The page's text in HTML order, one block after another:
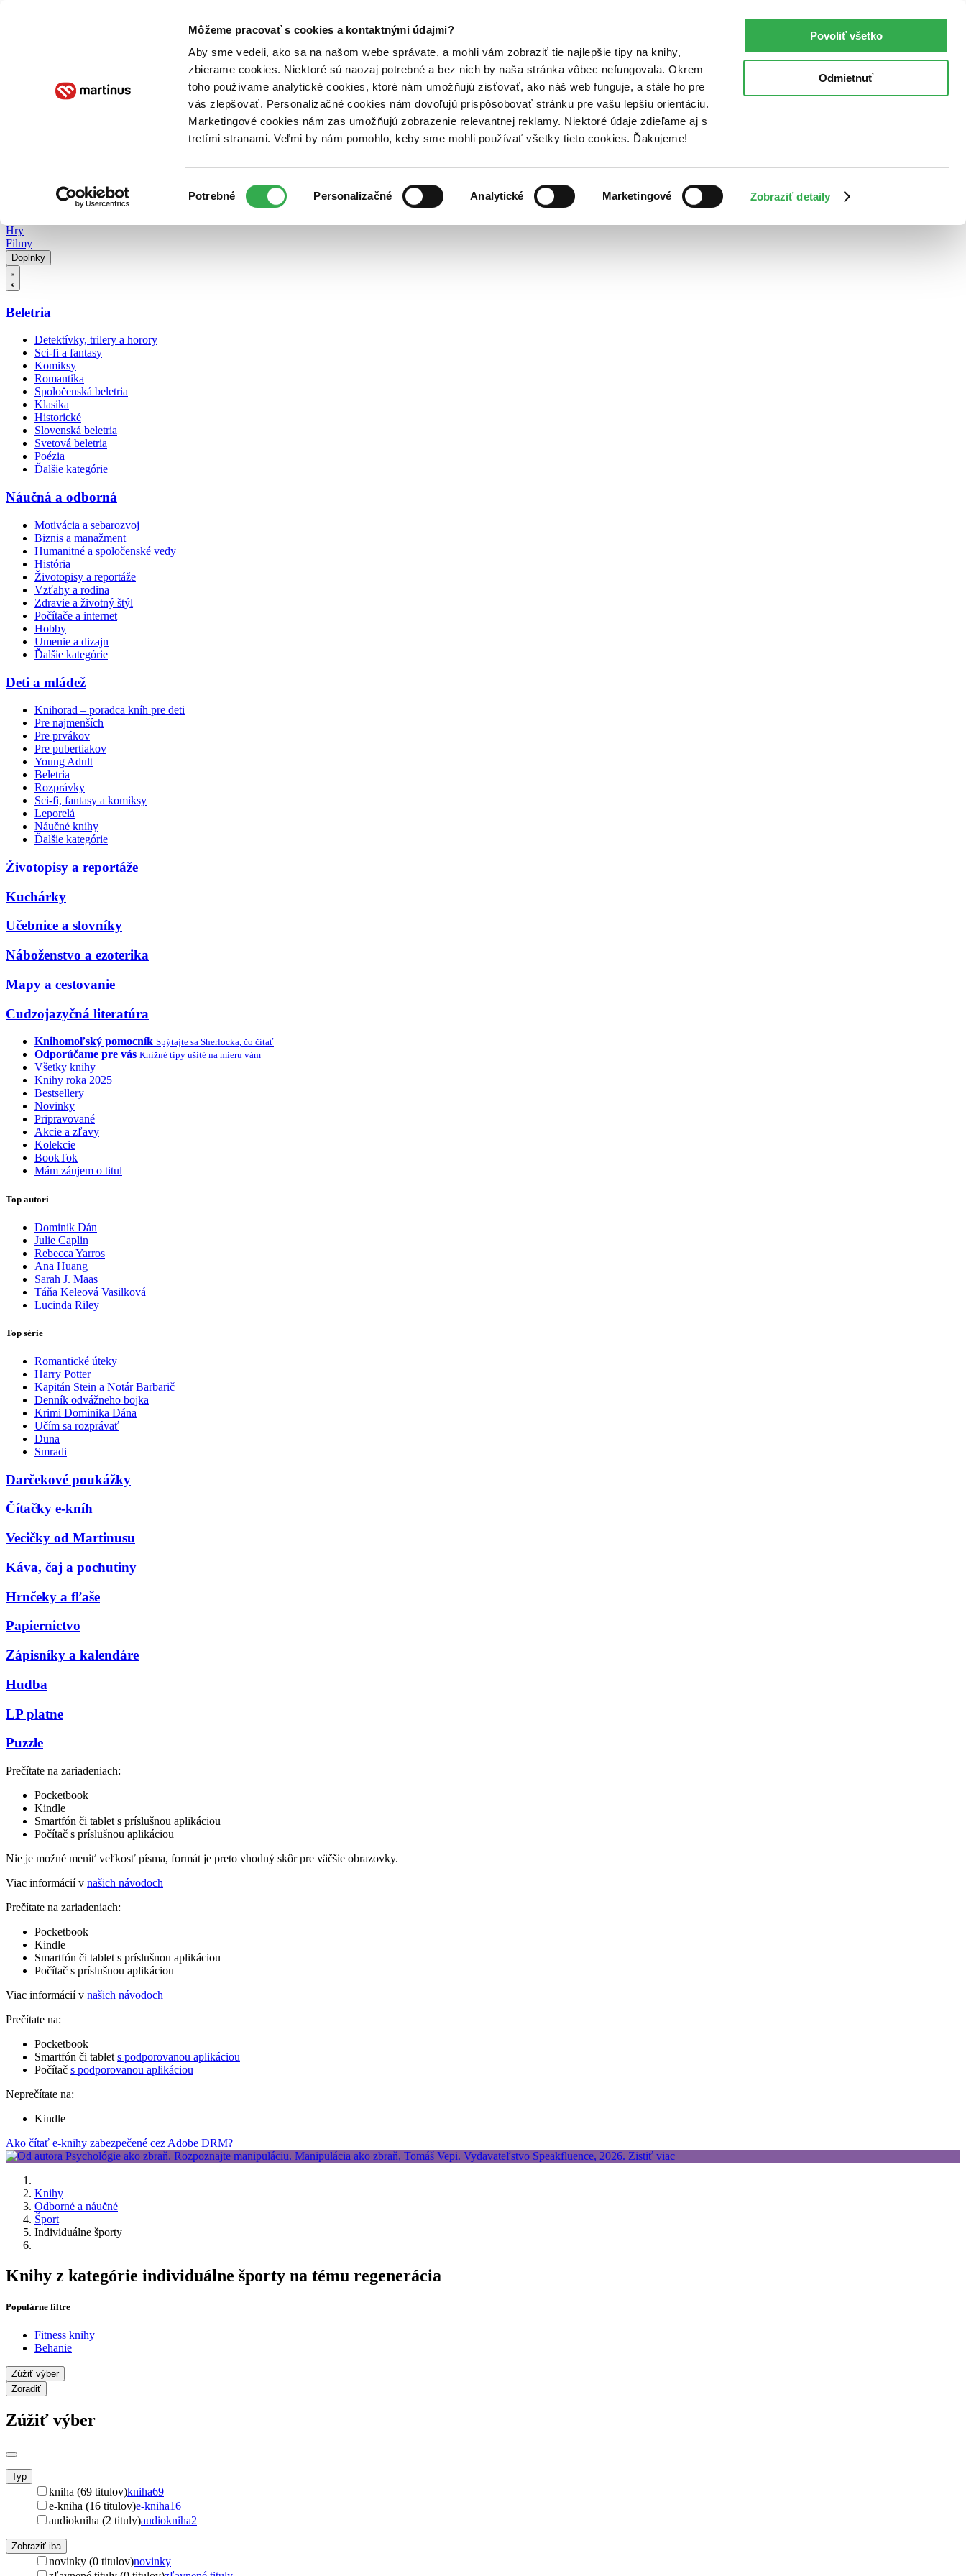
Môžeme pracovať s cookies a kontaktnými údajmi?
Aby sme vedeli, ako sa na našom webe správate, a mohli vám zobraziť tie najlepšie tipy na knihy,
zbierame cookies. Niektoré sú naozaj potrebné a bez nich by naša stránka vôbec nefungovala. Okrem
toho používame analytické cookies, ktoré nám umožňujú zisťovať, ako náš web funguje, a stále ho pre
vás zlepšovať. Personalizačné cookies nám dovoľujú prispôsobovať stránku pre vašu lepšiu orientáciu.
Marketingové cookies nám zas umožňujú zobrazenie relevantnej reklamy. Niektoré údaje zdieľame aj s
tretími stranami. Veľmi by nám pomohlo, keby sme mohli používať všetky tieto cookies. Ďakujeme!
súhlasu
Potrebné Personalizačné Analytické Marketingové Zobraziť detaily
Povoliť všetko
Odmietnuť
Poukážky Kontakt
Hry
Filmy
Doplnky
Beletria
Detektívky, trilery a horory
Sci-fi a fantasy
Komiksy
Romantika
Spoločenská beletria
Klasika
Historické
Slovenská beletria
Svetová beletria
Poézia
Ďalšie kategórie
Náučná a odborná
Motivácia a sebarozvoj
Biznis a manažment
Humanitné a spoločenské vedy
História
Životopisy a reportáže
Vzťahy a rodina
Zdravie a životný štýl
Počítače a internet
Hobby
Umenie a dizajn
Ďalšie kategórie
Deti a mládež
Knihorad – poradca kníh pre deti
Pre najmenších
Pre prvákov
Pre pubertiakov
Young Adult
Beletria
Rozprávky
Sci-fi, fantasy a komiksy
Leporelá
Náučné knihy
Ďalšie kategórie
Životopisy a reportáže
Kuchárky
Učebnice a slovníky
Náboženstvo a ezoterika
Mapy a cestovanie
Cudzojazyčná literatúra
Knihomoľský pomocník Spýtajte sa Sherlocka, čo čítať
Odporúčame pre vás Knižné tipy ušité na mieru vám
Všetky knihy
Knihy roka 2025
Bestsellery
Novinky
Pripravované
Akcie a zľavy
Kolekcie
BookTok
Mám záujem o titul
Top autori
Dominik Dán
Julie Caplin
Rebecca Yarros
Ana Huang
Sarah J. Maas
Táňa Keleová Vasilková
Lucinda Riley
Top série
Romantické úteky
Harry Potter
Kapitán Stein a Notár Barbarič
Denník odvážneho bojka
Krimi Dominika Dána
Učím sa rozprávať
Duna
Smradi
Darčekové poukážky
Čítačky e-kníh
Vecičky od Martinusu
Káva, čaj a pochutiny
Hrnčeky a fľaše
Papiernictvo
Zápisníky a kalendáre
Hudba
LP platne
Puzzle
Prečítate na zariadeniach:
Pocketbook
Kindle
Smartfón či tablet s príslušnou aplikáciou
Počítač s príslušnou aplikáciou
Nie je možné meniť veľkosť písma, formát je preto vhodný skôr pre väčšie obrazovky.
Viac informácií v našich návodoch
Prečítate na zariadeniach:
Pocketbook
Kindle
Smartfón či tablet s príslušnou aplikáciou
Počítač s príslušnou aplikáciou
Viac informácií v našich návodoch
Prečítate na:
Pocketbook
Smartfón či tablet s podporovanou aplikáciou
Počítač s podporovanou aplikáciou
Neprečítate na:
Kindle
Ako čítať e-knihy zabezpečené cez Adobe DRM?
Knihy
Odborné a náučné
Šport
Individuálne športy
Knihy z kategórie individuálne športy na tému regenerácia
Populárne filtre
Fitness knihy
Behanie
Zúžiť výber
Zoradiť
Zúžiť výber
Typ
kniha (69 titulov)kniha69
e-kniha (16 titulov)e-kniha16
audiokniha (2 tituly)audiokniha2
Zobraziť iba
novinky (0 titulov)novinky